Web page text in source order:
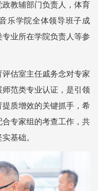
教辅部门负责人，体育
乐学院全体领导班子成
业所在学院负责人等参
估室主任戚务念对专家
范类专业认证，是引领
质增效的关键抓手， 希
专家组的考查工作，共
基础。